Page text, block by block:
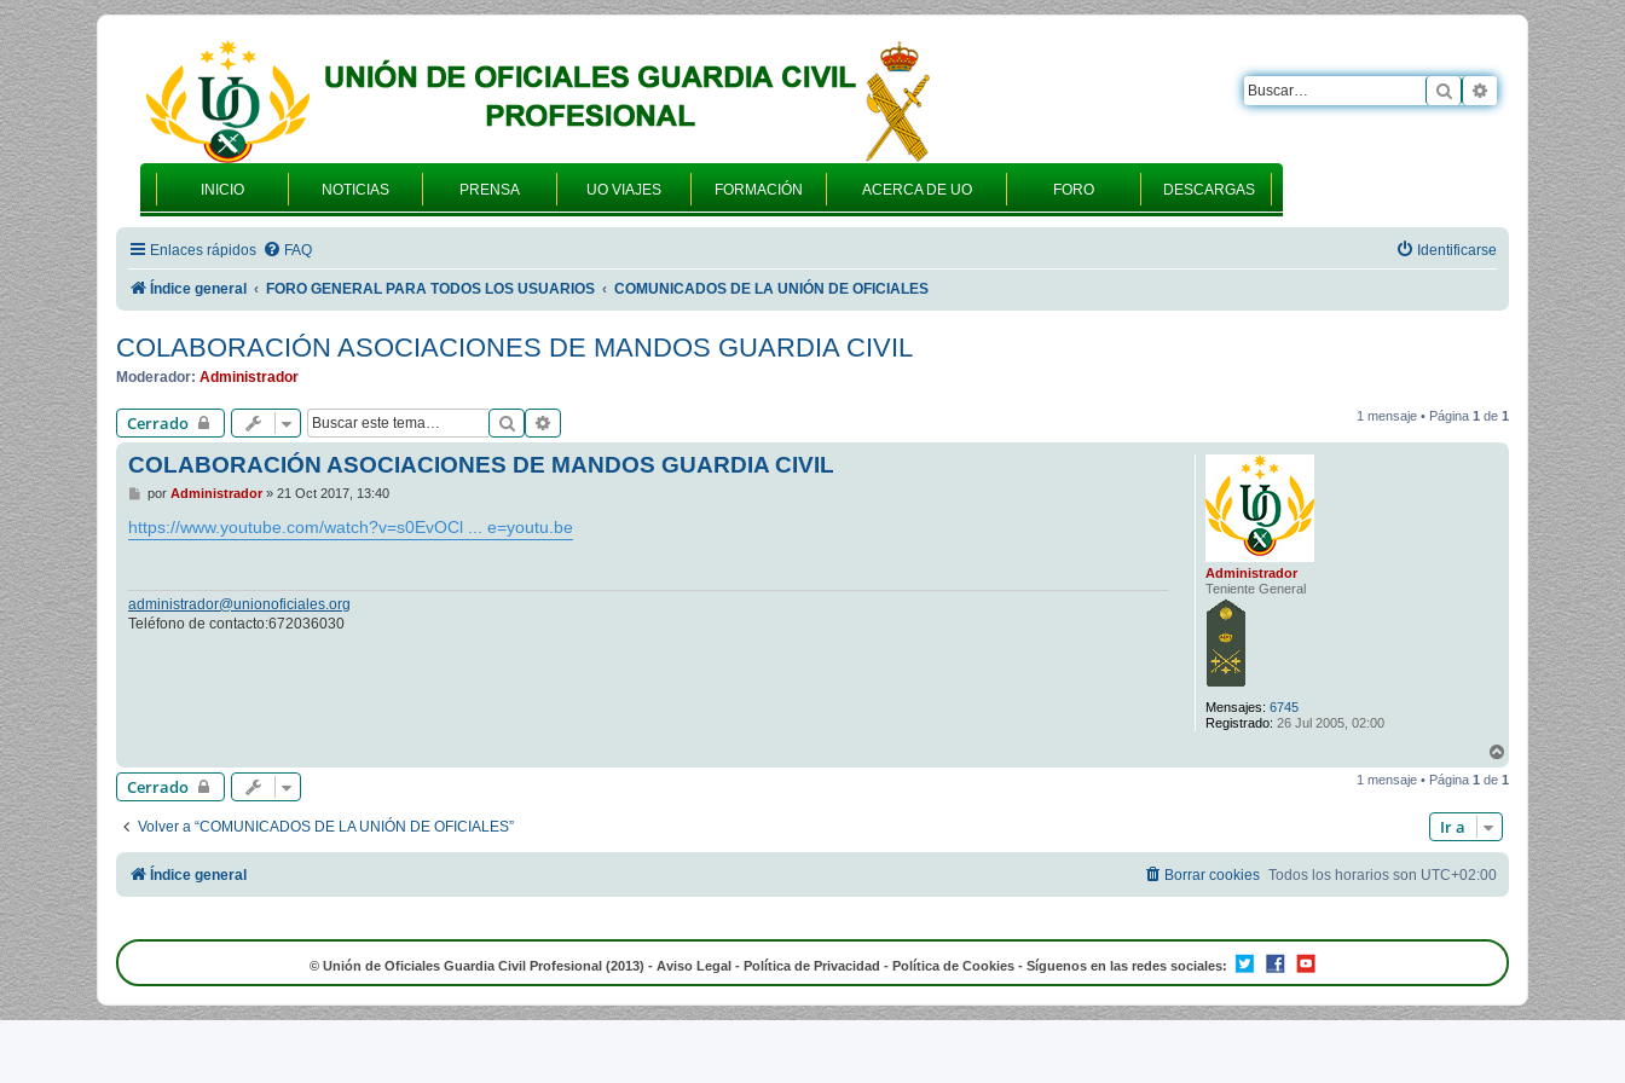
INICIO NOTICIAS PRENSA UO VIAJES FORMACIÓN ACERCA DE UO FORO DESCARGAS
Buscar Búsqueda
Enlaces rápidos FAQ Identificarse
Índice general FORO GENERAL PARA TODOS LOS USUARIOS COMUNICADOS DE LA UNIÓN DE OFICIALES
COLABORACIÓN ASOCIACIONES DE MANDOS GUARDIA CIVIL
Moderador: Administrador
Cerrado Buscar 1 mensaje • Página 1 de 1
Administrador
Teniente General
Mensajes: 6745
Registrado: 26 Jul 2005, 02:00
COLABORACIÓN ASOCIACIONES DE MANDOS GUARDIA CIVIL
M
n
s
por Administrador» 21 Oct 2017, 13:40
https://www.youtube.com/watch?v=s0EvOCl ... e=youtu.be
administrador@unionoficiales.org
Teléfono de contacto:672036030
r
Cerrado 1 mensaje • Página 1 de 1
Volver a “COMUNICADOS DE LA UNIÓN DE OFICIALES” Ir a
Índice general Todos los horarios son UTC+02:00
Borrar cookies
© Unión de Oficiales Guardia Civil Profesional (2013) - Aviso Legal - Política de Privacidad - Política de Cookies - Síguenos en las redes sociales: